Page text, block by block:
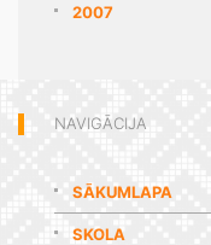
2007
NAVIGĀCIJA
SĀKUMLAPA
SKOLA